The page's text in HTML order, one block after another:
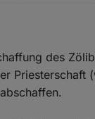
des
Priesterschaft